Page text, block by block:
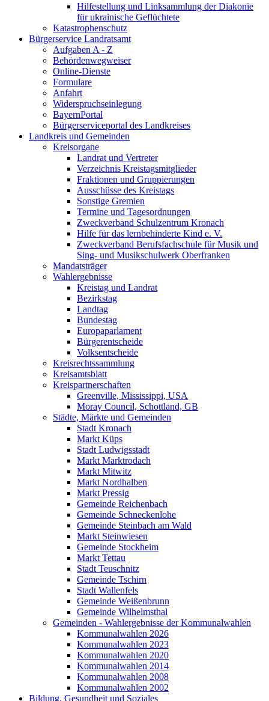
Hilfestellung und Linksammlung der Diakonie
für ukrainische Geflüchtete
Katastrophenschutz
Bürgerservice Landratsamt
Aufgaben A - Z
Behördenwegweiser
Online-Dienste
Formulare
Anfahrt
Widerspruchseinlegung
BayernPortal
Bürgerserviceportal des Landkreises
Landkreis und Gemeinden
Kreisorgane
Landrat und Vertreter
Verzeichnis Kreistagsmitglieder
Fraktionen und Gruppierungen
Ausschüsse des Kreistags
Sonstige Gremien
Termine und Tagesordnungen
Zweckverband Schulzentrum Kronach
Hilfe für das lernbehinderte Kind e. V.
Zweckverband Berufsfachschule für Musik und
Sing- und Musikschulwerk Oberfranken
Mandatsträger
Wahlergebnisse
Kreistag und Landrat
Bezirkstag
Landtag
Bundestag
Europaparlament
Bürgerentscheide
Volksentscheide
Kreisrechtssammlung
Kreisamtsblatt
Kreispartnerschaften
Greenville, Mississippi, USA
Moray Council, Schottland, GB
Städte, Märkte und Gemeinden
Stadt Kronach
Markt Küps
Stadt Ludwigsstadt
Markt Marktrodach
Markt Mitwitz
Markt Nordhalben
Markt Pressig
Gemeinde Reichenbach
Gemeinde Schneckenlohe
Gemeinde Steinbach am Wald
Markt Steinwiesen
Gemeinde Stockheim
Markt Tettau
Stadt Teuschnitz
Gemeinde Tschirn
Stadt Wallenfels
Gemeinde Weißenbrunn
Gemeinde Wilhelmsthal
Gemeinden - Wahlergebnisse der Kommunalwahlen
Kommunalwahlen 2026
Kommunalwahlen 2023
Kommunalwahlen 2020
Kommunalwahlen 2014
Kommunalwahlen 2008
Kommunalwahlen 2002
Bildung, Gesundheit und Soziales